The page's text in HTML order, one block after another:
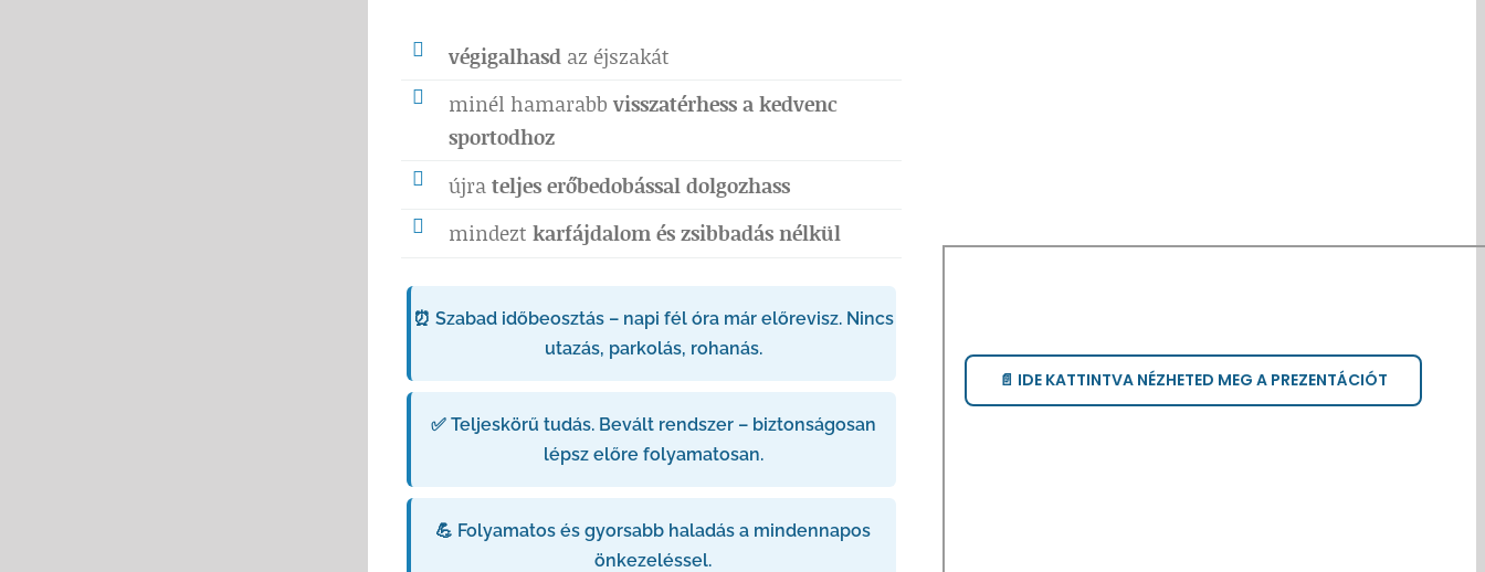
végigalhasd az éjszakát
minél hamarabbvisszatérhess a kedvenc
sportodhoz
újrateljes erőbedobással dolgozhass
mindeztkarfájdalom és zsibbadás nélkül
⏰ Szabad időbeosztás – napi fél óra már előrevisz. Nincs
utazás, parkolás, rohanás.
✅ Teljeskörű tudás. Bevált rendszer – biztonságosan
lépsz előre folyamatosan.
💪 Folyamatos és gyorsabb haladás a mindennapos
önkezeléssel.
📄 IDE KATTINTVA NÉZHETED MEG A PREZENTÁCIÓT